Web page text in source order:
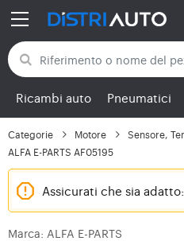
Torna alle categorie
Ricambi auto Pneumatici
Categorie Motore
ALFA E-PARTS AF05195
Assicurati che sia adatto:
Marca: ALFA E-PARTS